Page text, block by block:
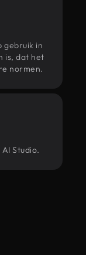
gebruik in
is, dat het
normen.
Studio.